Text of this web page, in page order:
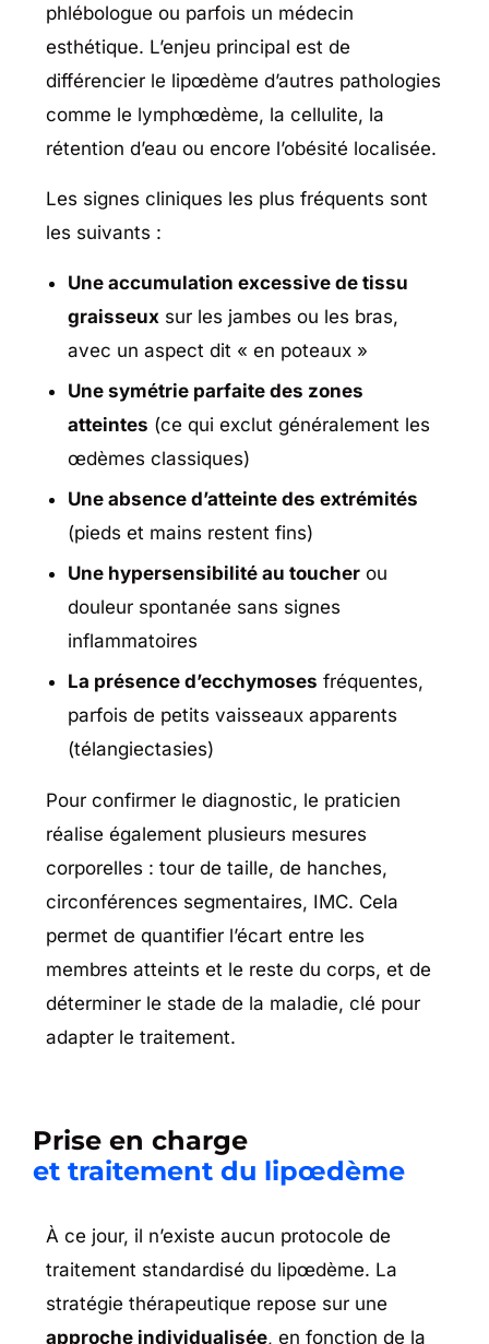
phlébologue ou parfois un médecin
esthétique. L’enjeu principal est de
différencier le lipœdème d’autres pathologies
comme le lymphœdème, la cellulite, la
rétention d’eau ou encore l’obésité localisée.
Les signes cliniques les plus fréquents sont
les suivants :
Une accumulation excessive de tissu
graisseux sur les jambes ou les bras,
avec un aspect dit « en poteaux »
Une symétrie parfaite des zones
atteintes (ce qui exclut généralement les
œdèmes classiques)
Une absence d’atteinte des extrémités
(pieds et mains restent fins)
Une hypersensibilité au toucher ou
douleur spontanée sans signes
inflammatoires
La présence d’ecchymoses fréquentes,
parfois de petits vaisseaux apparents
(télangiectasies)
Pour confirmer le diagnostic, le praticien
réalise également plusieurs mesures
corporelles : tour de taille, de hanches,
circonférences segmentaires, IMC. Cela
permet de quantifier l’écart entre les
membres atteints et le reste du corps, et de
déterminer le stade de la maladie, clé pour
adapter le traitement.
Prise en charge
et traitement du lipœdème
À ce jour, il n’existe aucun protocole de
traitement standardisé du lipœdème. La
stratégie thérapeutique repose sur une
approche individualisée, en fonction de la